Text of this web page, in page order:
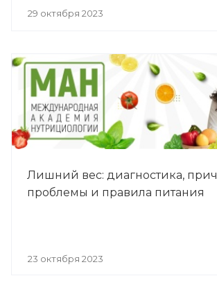
29 октября 2023
Лишний вес: диагностика,
проблемы и правила питания
23 октября 2023